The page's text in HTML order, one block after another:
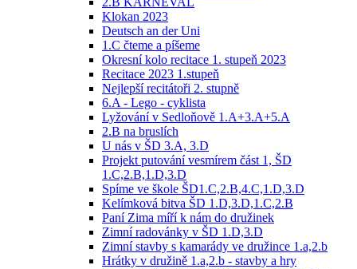
Klokan 2023
Deutsch an der Uni
1.C čteme a píšeme
Okresní kolo recitace 1. stupeň 2023
Recitace 2023 1.stupeň
Nejlepší recitátoři 2. stupně
6.A - Lego - cyklista
Lyžování v Sedloňově 1.A+3.A+5.A
2.B na bruslích
U nás v ŠD 3.A, 3.D
Projekt putování vesmírem část 1, ŠD
1.C,2.B,1.D,3.D
Spíme ve škole ŠD1.C,2.B,4.C,1.D,3.D
Kelímková bitva ŠD 1.D,3.D,1.C,2.B
Paní Zima míří k nám do družinek
Zimní radovánky v ŠD 1.D,3.D
Zimní stavby s kamarády ve družince 1.a,2.b
Hrátky v družině 1.a,2.b - stavby a hry